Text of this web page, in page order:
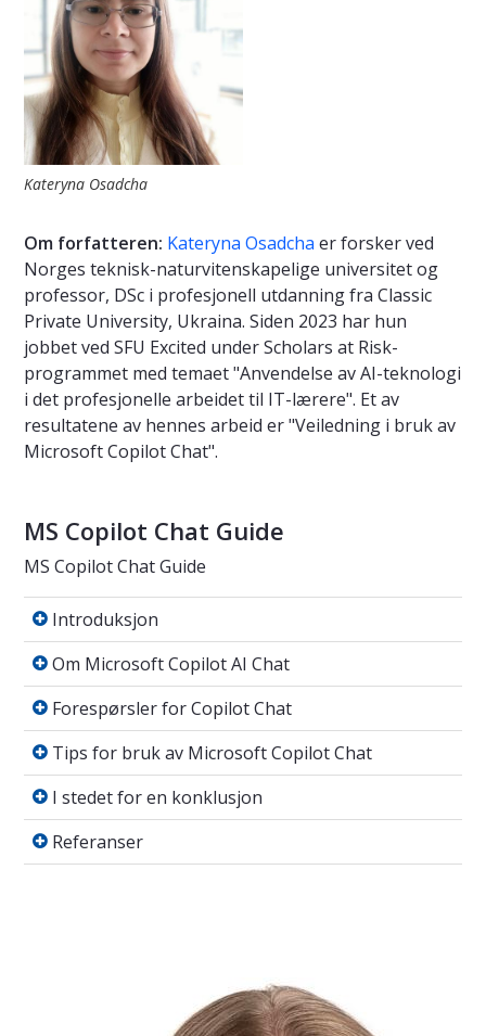
Kateryna Osadcha
Om forfatteren: Kateryna Osadcha er forsker ved
Norges teknisk-naturvitenskapelige universitet og
professor, DSc i profesjonell utdanning fra Classic
Private University, Ukraina. Siden 2023 har hun
jobbet ved SFU Excited under Scholars at Risk-
programmet med temaet "Anvendelse av AI-teknologi
i det profesjonelle arbeidet til IT-lærere". Et av
resultatene av hennes arbeid er "Veiledning i bruk av
Microsoft Copilot Chat".
MS Copilot Chat Guide
MS Copilot Chat Guide
Introduksjon
Introduksjon
Om Microsoft Copilot AI Chat
Om Microsoft Copilot AI Chat
Forespørsler for Copilot Chat
Forespørsler for Copilot Chat
Tips for bruk av Microsoft Copilot Chat
Tips for bruk av Microsoft Copilot Chat
I stedet for en konklusjon
I stedet for en konklusjon
Referanser
Referanser